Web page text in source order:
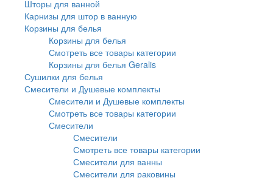
Шторы для ванной
Карнизы для штор в ванную
Корзины для белья
Корзины для белья
Смотреть все товары категории
Корзины для белья Geralis
Сушилки для белья
Смесители и Душевые комплекты
Смесители и Душевые комплекты
Смотреть все товары категории
Смесители
Смесители
Смотреть все товары категории
Смесители для ванны
Смесители для раковины